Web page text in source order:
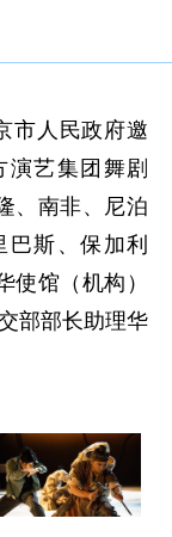
市人民政府邀
艺集团舞剧
、南非、尼泊
斯、保加利
使馆（机构）
部部长助理华